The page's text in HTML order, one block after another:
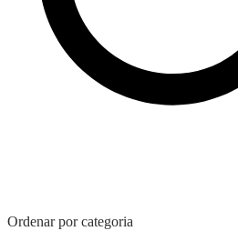
Ordenar por categoria